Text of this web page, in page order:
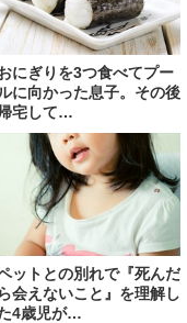
にぎりを3つ食べてプー
に向かった息子。その後
宅して…
ットとの別れで『死んだ
ら会えないこと』を理解し
4歳児が…